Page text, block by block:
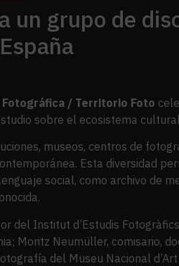
un grupo de
/ Territorio Foto
sobre el ecosistema
museos, centros de
Esta diversidad
social, como archivo de
del Institut d’Estudis
Moritz Neumüller, comisario,
del Museu Nacional